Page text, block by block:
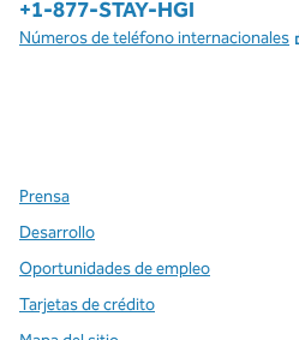
Teléfono:
+1-877-STAY-HGI
Números de teléfono internacionales
Prensa
Desarrollo
Oportunidades de empleo
Tarjetas de crédito